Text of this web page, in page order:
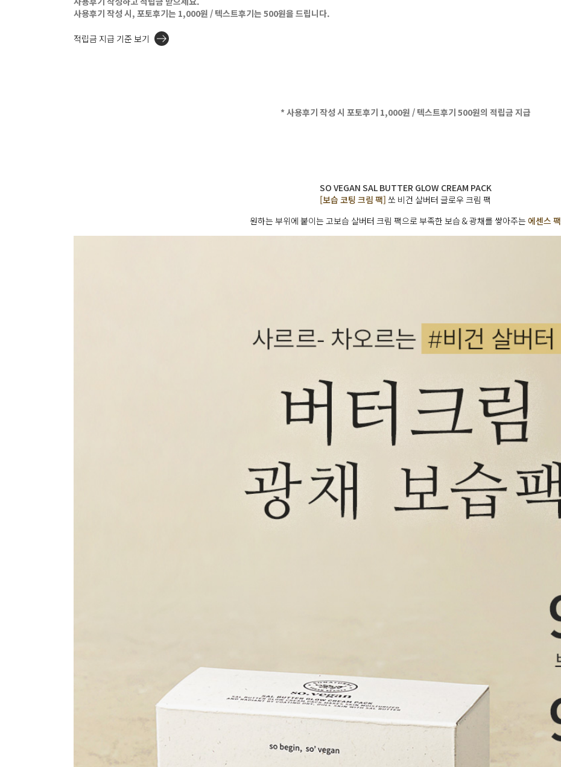
사용후기 작성 시, 포토후기는 1,000원 / 텍스트후기는 500원을 드립니다.
적립금 지급 기준 보기
* 사용후기 작성 시 포토후기 1,000원 / 텍스트후기 500원의 적립금 지급
SO VEGAN SAL BUTTER GLOW CREAM PACK
[보습 코팅 크림 팩] 쏘 비건 살버터 글로우 크림 팩
원하는 부위에 붙이는 고보습 살버터 크림 팩으로 부족한 보습 & 광채를 쌓아주는 에센스 팩